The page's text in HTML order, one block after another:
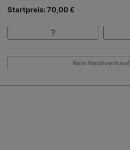
Startpreis: 70,00 €
Kein Nachverkauf